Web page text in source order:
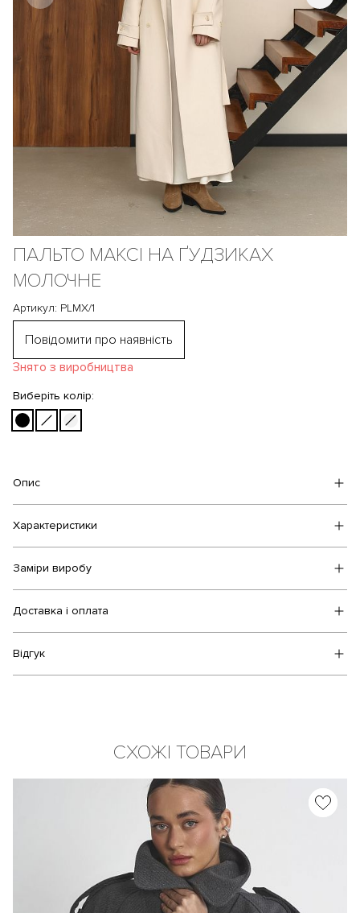
ПАЛЬТО МАКСІ НА ҐУДЗИКАХ
МОЛОЧНЕ
Артикул: PLMX/1
Повідомити про наявність
Знято з виробництва
Виберіть колір:
Опис
Характеристики
Заміри виробу
Доставка і оплата
Відгук
СХОЖІ ТОВАРИ